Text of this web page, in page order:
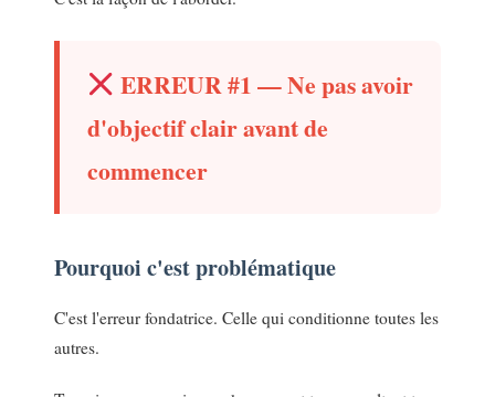
ERREUR #1 — Ne pas avoir
d'objectif clair avant de
commencer
Pourquoi c'est problématique
C'est l'erreur fondatrice. Celle qui conditionne toutes les
autres.